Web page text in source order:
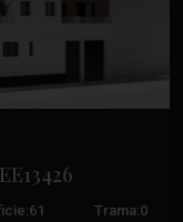
61 Trama:0